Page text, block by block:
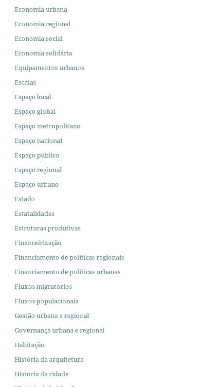
Economia urbana
Economia regional
Economia social
Economia solidária
Equipamentos urbanos
Escalas
Espaço local
Espaço global
Espaço metropolitano
Espaço nacional
Espaço público
Espaço regional
Espaço urbano
Estado
Estatalidades
Estruturas produtivas
Financeirização
Financiamento de políticas regionais
Financiamento de políticas urbanas
Fluxos migratórios
Fluxos populacionais
Gestão urbana e regional
Governança urbana e regional
Habitação
História da arquitetura
História da cidade